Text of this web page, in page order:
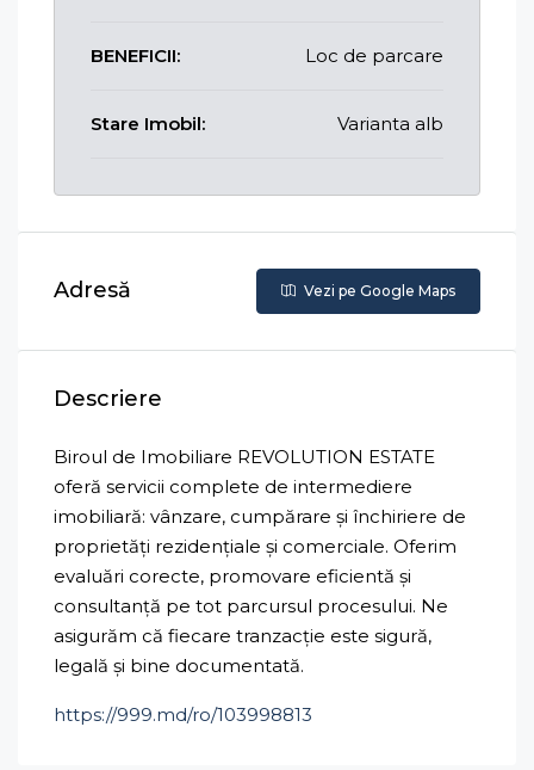
BENEFICII: Loc de parcare
Stare Imobil: Varianta alb
Adresă Vezi pe Google Maps
Descriere
Biroul de Imobiliare REVOLUTION ESTATE
oferă servicii complete de intermediere
imobiliară: vânzare, cumpărare și închiriere de
proprietăți rezidențiale și comerciale. Oferim
evaluări corecte, promovare eficientă și
consultanță pe tot parcursul procesului. Ne
asigurăm că fiecare tranzacție este sigură,
legală și bine documentată.
https://999.md/ro/103998813